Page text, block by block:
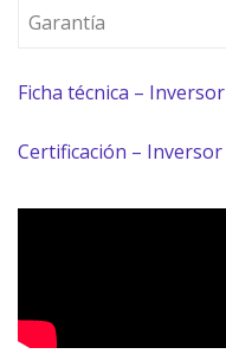
Garantía
Ficha técnica – Inversor
Certificación – Inversor